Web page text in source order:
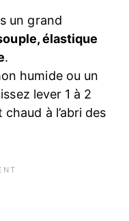
un grand
élastique
.
humide ou un
lever 1 à 2
à l’abri des